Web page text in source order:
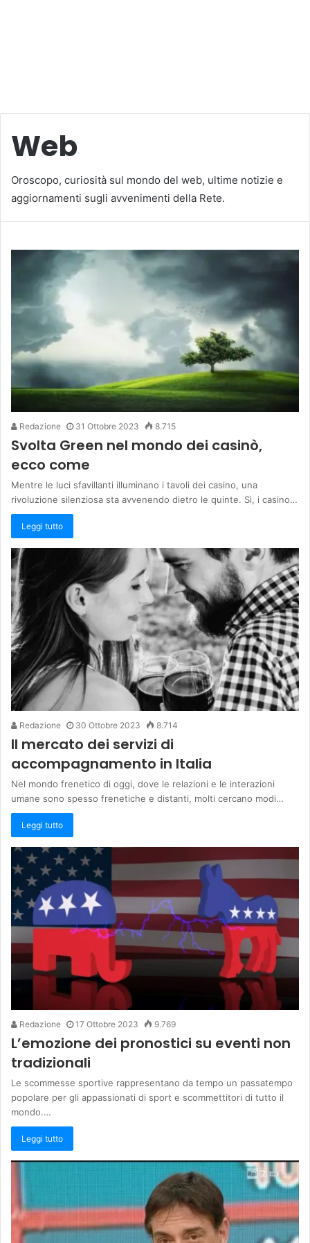
Web
Oroscopo, curiosità sul mondo del web, ultime notizie e
aggiornamenti sugli avvenimenti della Rete.
Redazione 31 Ottobre 2023 8.715
Svolta Green nel mondo dei casinò,
ecco come
Mentre le luci sfavillanti illuminano i tavoli dei casino, una
rivoluzione silenziosa sta avvenendo dietro le quinte. Sì, i casino…
Leggi tutto
Redazione 30 Ottobre 2023 8.714
Il mercato dei servizi di
accompagnamento in Italia
Nel mondo frenetico di oggi, dove le relazioni e le interazioni
umane sono spesso frenetiche e distanti, molti cercano modi…
Leggi tutto
Redazione 17 Ottobre 2023 9.769
L’emozione dei pronostici su eventi non
tradizionali
Le scommesse sportive rappresentano da tempo un passatempo
popolare per gli appassionati di sport e scommettitori di tutto il
mondo.…
Leggi tutto